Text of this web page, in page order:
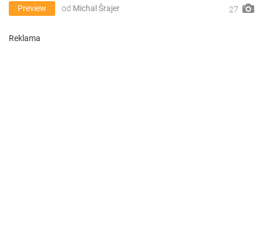
Preview od Michal Šrajer 27
Reklama